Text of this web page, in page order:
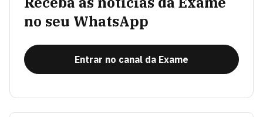
no seu WhatsApp
Entrar no canal da Exame